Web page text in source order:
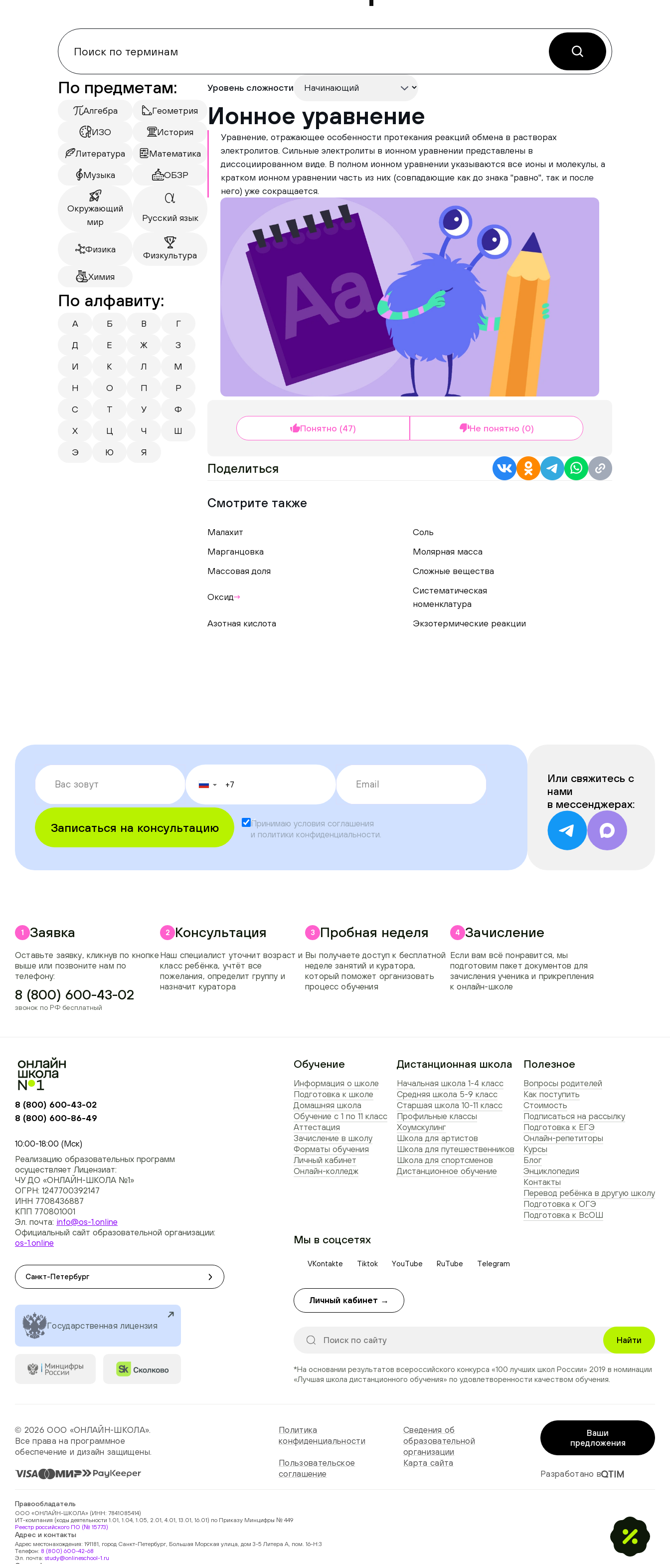
По предметам:
Алгебра Геометрия
ИЗО История
Литература Математика
Музыка ОБЗР
Окружающий
мир
Русский язык
Физика
Физкультура
Химия
По алфавиту:
А Б В Г
Д Е Ж З
И К Л М
Н О П Р
С Т У Ф
Х Ц Ч Ш
Э Ю Я
Уровень сложности
Ионное уравнение
Уравнение, отражающее особенности протекания реакций обмена в растворах
электролитов. Сильные электролиты в ионном уравнении представлены в
диссоциированном виде. В полном ионном уравнении указываются все ионы и молекулы, а
кратком ионном уравнении часть из них (совпадающие как до знака "равно", так и после
него) уже сокращается.
Понятно (47) Не понятно (0)
Поделиться
Смотрите также
Малахит
Соль
Марганцовка
Молярная масса
Массовая доля
Сложные вещества
Оксид
Систематическая
номенклатура
Азотная кислота
Экзотермические реакции
▼
Записаться на консультацию Принимаю условия соглашения
и политики конфиденциальности
Или свяжитесь с
нами
в мессенджерах:
1 Заявка
Оставьте заявку, кликнув по кнопке
выше или позвоните нам по
телефону:
8 (800) 600-43-02
звонок по РФ бесплатный
2 Консультация
Наш специалист уточнит возраст и
класс ребёнка, учтёт все
пожелания, определит группу и
назначит куратора
3 Пробная неделя
Вы получаете доступ к бесплатной
неделе занятий и куратора,
который поможет организовать
процесс обучения
4 Зачисление
Если вам всё понравится, мы
подготовим пакет документов для
зачисления ученика и прикрепления
к онлайн-школе
8 (800) 600-43-02
8 (800) 600-86-49
10:00-18:00 (Мск)
Реализацию образовательных программ
осуществляет Лицензиат:
ЧУ ДО «ОНЛАЙН-ШКОЛА №1»
ОГРН: 1247700392147
ИНН 7708436887
КПП 770801001
Эл. почта: info@os-1.online
Официальный сайт образовательной организации:
os-1.online
Санкт-Петербург
Государственная лицензия
Обучение
Информация о школе
Подготовка к школе
Домашняя школа
Обучение с 1 по 11 класс
Аттестация
Зачисление в школу
Форматы обучения
Личный кабинет
Онлайн-колледж
Полезное
Вопросы родителей
Как поступить
Стоимость
Подписаться на рассылку
Подготовка к ЕГЭ
Онлайн-репетиторы
Курсы
Блог
Энциклопедия
Контакты
Перевод ребёнка в другую школу
Подготовка к ОГЭ
Подготовка к ВсОШ
Дистанционная школа
Начальная школа 1-4 класс
Средняя школа 5-9 класс
Старшая школа 10-11 класс
Профильные классы
Хоумскулинг
Школа для артистов
Школа для путешественников
Школа для спортсменов
Дистанционное обучение
Мы в соцсетях
VKontakte Tiktok YouTube RuTube Telegram
Личный кабинет →
Найти
*На основании результатов всероссийского конкурса «100 лучших школ России» 2019 в номинации
«Лучшая школа дистанционного обучения» по удовлетворенности качеством обучения.
© 2026 ООО «ОНЛАЙН-ШКОЛА».
Все права на программное
обеспечение и дизайн защищены.
Политика
конфиденциальности
Сведения об
образовательной
организации
Пользовательское
соглашение
Карта сайта
Ваши
предложения
Разработано в
Правообладатель
ООО «ОНЛАЙН-ШКОЛА» (ИНН: 7841085414)
ИТ-компания (коды деятельности 1.01, 1.04, 1.05, 2.01, 4.01, 13.01, 16.01) по Приказу Минцифры № 449
Реестр российского ПО (№ 15773)
Адрес и контакты
Адрес местонахождения: 191181, город Санкт-Петербург, Большая Морская улица, дом 3-5 Литера А, пом. 16-Н:3
Телефон: 8 (800) 600-42-68
Эл. почта: study@onlineschool-1.ru